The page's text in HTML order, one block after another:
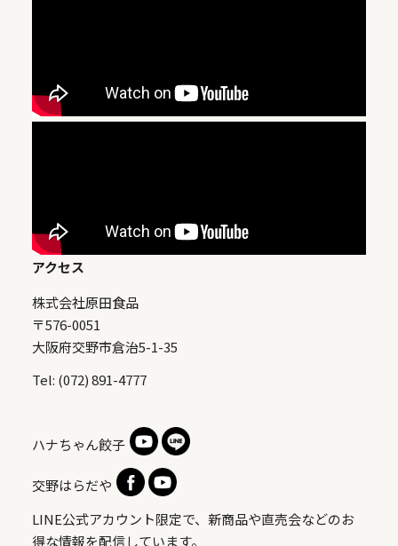
アクセス
株式会社原田食品
〒576-0051
大阪府交野市倉治5-1-35
Tel: (072) 891-4777
ハナちゃん餃子
交野はらだや
LINE公式アカウント限定で、新商品や直売会などのお
得な情報を配信しています。